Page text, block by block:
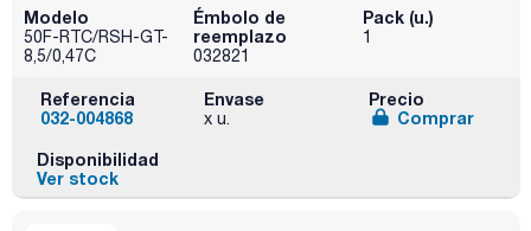
Modelo
50F-RTC/RSH-GT-
8,5/0,47C
Émbolo de
reemplazo
032821
Pack (u.)
1
Referencia
032-004868
Envase
x u.
Precio
Comprar
Disponibilidad
Ver stock